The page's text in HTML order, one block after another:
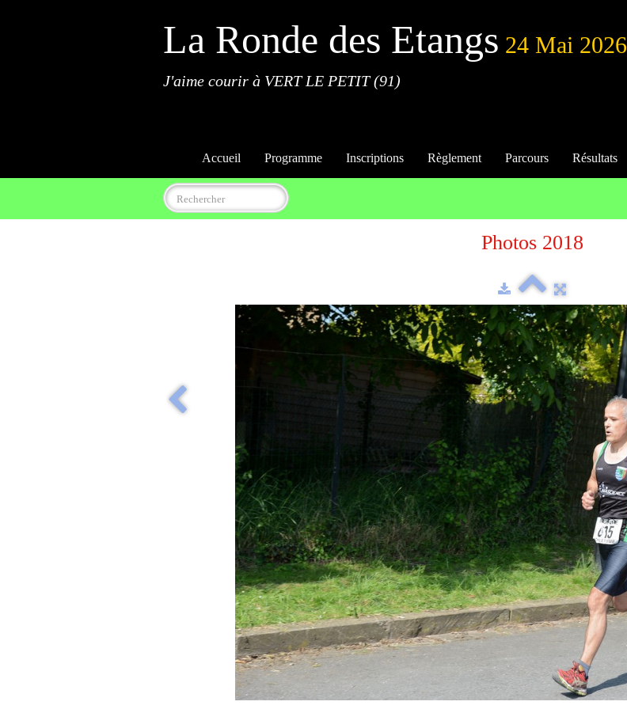
La Ronde des Etangs 24 Mai 2026
J'aime courir à VERT LE PETIT (91)
Accueil Programme Inscriptions Règlement Parcours Résultats
Photos 2018